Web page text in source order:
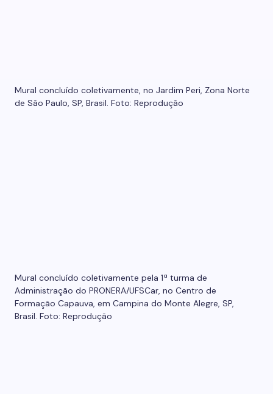
Mural concluído coletivamente, no Jardim Peri, Zona Norte
de São Paulo, SP, Brasil. Foto: Reprodução
Mural concluído coletivamente pela 1ª turma de
Administração do PRONERA/UFSCar, no Centro de
Formação Capauva, em Campina do Monte Alegre, SP,
Brasil. Foto: Reprodução